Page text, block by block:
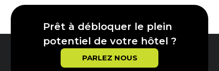
Prêt à débloquer le plein
potentiel de votre hôtel ?
PARLEZ NOUS